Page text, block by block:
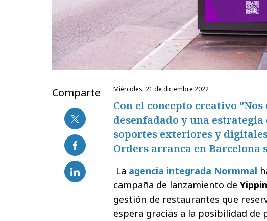
Comparte miércoles, 21 de diciembre 2022
Con el concepto creativo
desenfadado y una
soportes exteriores y
Orders arranca en Barcelona
La agencia integrada Normmal
campaña de lanzamiento de
gestión de restaurantes que
espera gracias a la posibilidad de